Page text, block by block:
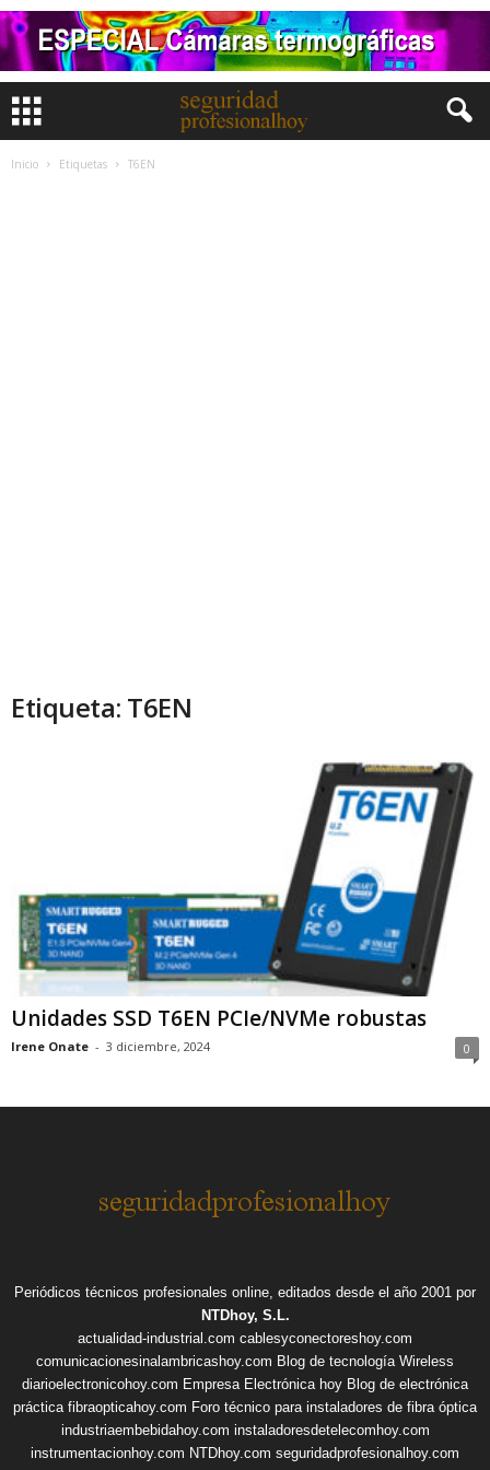
Inicio Etiquetas T6EN
Etiqueta: T6EN
Unidades SSD T6EN PCIe/NVMe robustas
Irene Onate - 3 diciembre, 2024 0
Periódicos técnicos profesionales online, editados desde el año 2001 por
NTDhoy, S.L.
actualidad-industrial.com cablesyconectoreshoy.com
comunicacionesinalambricashoy.com Blog de tecnología Wireless
diarioelectronicohoy.com Empresa Electrónica hoy Blog de electrónica
práctica fibraopticahoy.com Foro técnico para instaladores de fibra óptica
industriaembebidahoy.com instaladoresdetelecomhoy.com
instrumentacionhoy.com NTDhoy.com seguridadprofesionalhoy.com